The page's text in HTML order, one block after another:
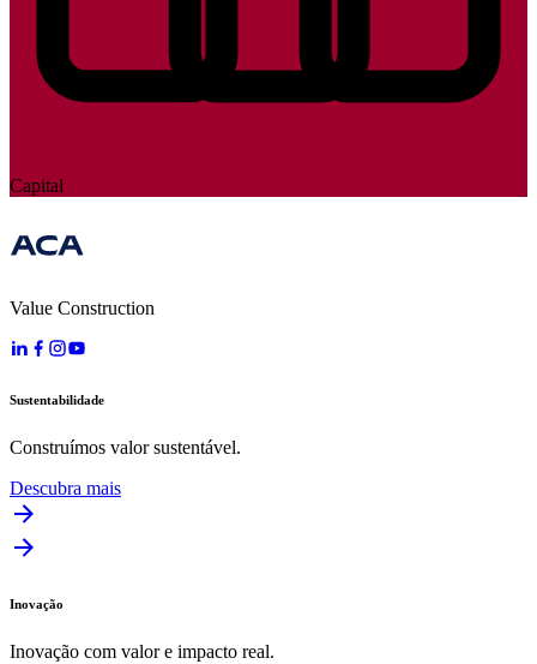
Capital
Value Construction
Sustentabilidade
Construímos valor sustentável.
Descubra mais
Inovação
Inovação com valor e impacto real.